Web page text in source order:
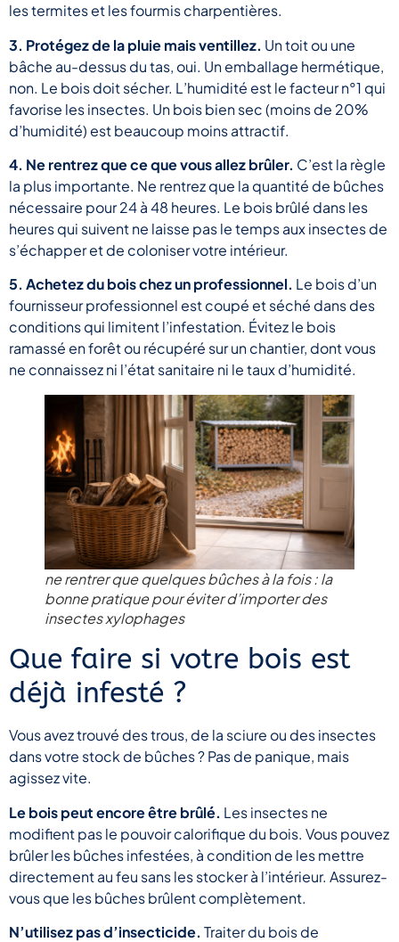
les termites et les fourmis charpentières.
3. Protégez de la pluie mais ventillez. Un toit ou une
bâche au-dessus du tas, oui. Un emballage hermétique,
non. Le bois doit sécher. L’humidité est le facteur n°1 qui
favorise les insectes. Un bois bien sec (moins de 20%
d’humidité) est beaucoup moins attractif.
4. Ne rentrez que ce que vous allez brûler. C’est la règle
la plus importante. Ne rentrez que la quantité de bûches
nécessaire pour 24 à 48 heures. Le bois brûlé dans les
heures qui suivent ne laisse pas le temps aux insectes de
s’échapper et de coloniser votre intérieur.
5. Achetez du bois chez un professionnel. Le bois d’un
fournisseur professionnel est coupé et séché dans des
conditions qui limitent l’infestation. Évitez le bois
ramassé en forêt ou récupéré sur un chantier, dont vous
ne connaissez ni l’état sanitaire ni le taux d’humidité.
ne rentrer que quelques bûches à la fois : la
bonne pratique pour éviter d’importer des
insectes xylophages
Que faire si votre bois est
déjà infesté ?
Vous avez trouvé des trous, de la sciure ou des insectes
dans votre stock de bûches ? Pas de panique, mais
agissez vite.
Le bois peut encore être brûlé. Les insectes ne
modifient pas le pouvoir calorifique du bois. Vous pouvez
brûler les bûches infestées, à condition de les mettre
directement au feu sans les stocker à l’intérieur. Assurez-
vous que les bûches brûlent complètement.
N’utilisez pas d’insecticide. Traiter du bois de